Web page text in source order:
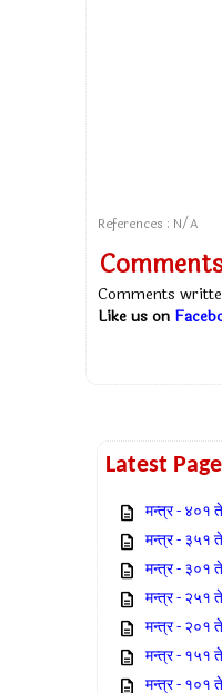
References : N/A
Comments
Comments
Like us on
Latest
मन्त्र - ४०१
मन्त्र - ३५१
मन्त्र - ३०१
मन्त्र - २५१
मन्त्र - २०१
मन्त्र - १५१
मन्त्र - १०१